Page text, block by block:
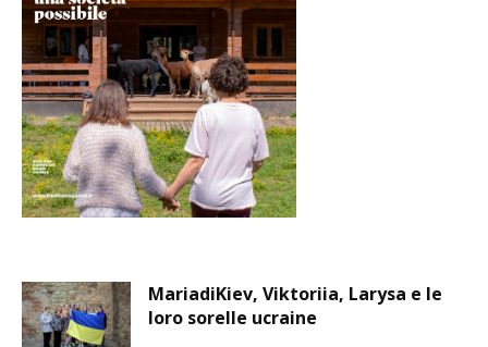
MariadiKiev, Viktoriia, Larysa e le
loro sorelle ucraine